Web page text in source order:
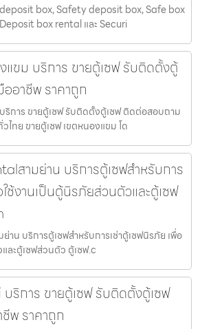
box, Safety deposit box, Safe box
box rental และ Securi
แขม บริการ ขายตู้เซฟ รับติดตั้งตู้
อาชีพ ราคาถูก
ริการ ขายตู้เซฟ รับติดตั้งตู้เซฟ ติดต่อสอบถาม
ไทย ขายตู้เซฟ เขตหนองแขม โด
สามย่าน บริการตู้เซฟสำหรับการ
ใช้งานเป็นตู้นิรภัยส่วนตัวและตู้เซฟ
น บริการตู้เซฟสำหรับการเช่าตู้เซฟนิรภัย เพื่อ
ละตู้เซฟส่วนตัว ตู้เซฟ.c
ริการ ขายตู้เซฟ รับติดตั้งตู้เซฟ
พ ราคาถูก